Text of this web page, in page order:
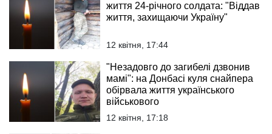
життя 24-річного солдата: "Віддав
життя, захищаючи Україну"
12 квітня, 17:44
"Незадовго до загибелі дзвонив
мамі": на Донбасі куля снайпера
обірвала життя українського
військового
12 квітня, 17:18